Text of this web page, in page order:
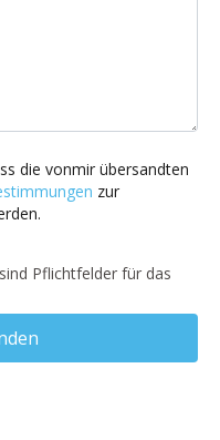
die vonmir übersandten
zur
Pflichtfelder für das